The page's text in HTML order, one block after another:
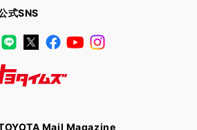
式SNS
LINEX Facebook
YouTube
Mail Magazine